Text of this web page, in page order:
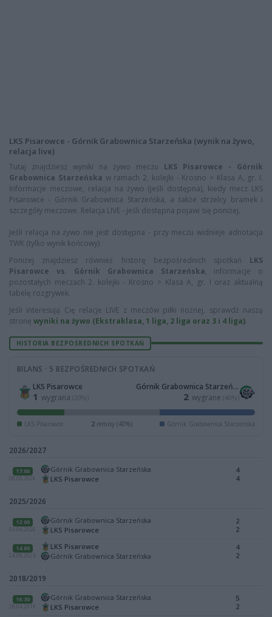
LKS Pisarowce - Górnik Grabownica Starzeńska (wynik na żywo,
relacja live)
Tutaj znajdziesz wyniki na żywo meczu LKS Pisarowce - Górnik
Grabownica Starzeńska w ramach 2. kolejki - Krosno > Klasa A, gr. I.
Informacje meczowe, relacja na żywo (jeśli dostępna), kiedy mecz LKS
Pisarowce - Górnik Grabownica Starzeńska, a także strzelcy bramek i
szczegóły meczowe. Relacja LIVE - jeśli dostępna pojawi się poniżej.
Jeśli relacja na żywo nie jest dostępna - przy meczu widnieje adnotacja
TWK (tylko wynik końcowy)
Poniżej znajdziesz również historę bezpośrednich spotkań LKS
Pisarowce vs. Górnik Grabownica Starzeńska, informacje o
pozostałych meczach 2. kolejki - Krosno > Klasa A, gr. I oraz aktualną
tabelę rozgrywek.
Jeśli interesują Cię relacje LIVE z meczów piłki nożnej, sprawdź naszą
stronę wyniki na żywo (Ekstraklasa, 1 liga, 2 liga oraz 3 i 4 liga).
HISTORIA BEZPOŚREDNICH SPOTKAŃ
BILANS · 5 BEZPOŚREDNICH SPOTKAŃ
LKS Pisarowce
1 wygrana (20%)
Górnik Grabownica Starzeńska
2 wygrane (40%)
LKS Pisarowce 2remisy (40%) Górnik Grabownica Starzeńska
2026/2027
17:00
Górnik Grabownica Starzeńska
LKS Pisarowce
4
4
2025/2026
12:00
04.04.2026
Górnik Grabownica Starzeńska
LKS Pisarowce
2
2
14:00
24.08.2025
LKS Pisarowce
Górnik Grabownica Starzeńska
4
2
2018/2019
16:30
28.04.2019
Górnik Grabownica Starzeńska
LKS Pisarowce
5
2